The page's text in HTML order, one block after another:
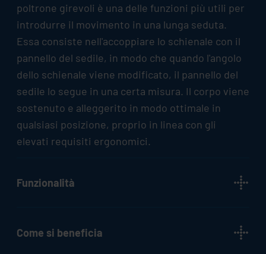
poltrone girevoli è una delle funzioni più utili per
introdurre il movimento in una lunga seduta.
Essa consiste nell'accoppiare lo schienale con il
pannello del sedile, in modo che quando l'angolo
dello schienale viene modificato, il pannello del
sedile lo segue in una certa misura. Il corpo viene
sostenuto e alleggerito in modo ottimale in
qualsiasi posizione, proprio in linea con gli
elevati requisiti ergonomici.
Funzionalità
Come si beneficia